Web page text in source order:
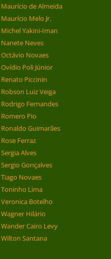
Maurício de Almeida
Maurício Melo Jr.
Michel Yakini-Iman
Nanete Neves
Octávio Novaes
Ovídio Poli Júnior
Renato Piccinin
Robson Luiz Veiga
Rodrigo Fernandes
Romero Pio
Ronaldo Guimarães
Rose Ferraz
Sergia Alves
Sergio Gonçalves
Tiago Novaes
Toninho Lima
Veronica Botelho
Wagner Hilário
Wander Cairo Levy
Wilton Santana